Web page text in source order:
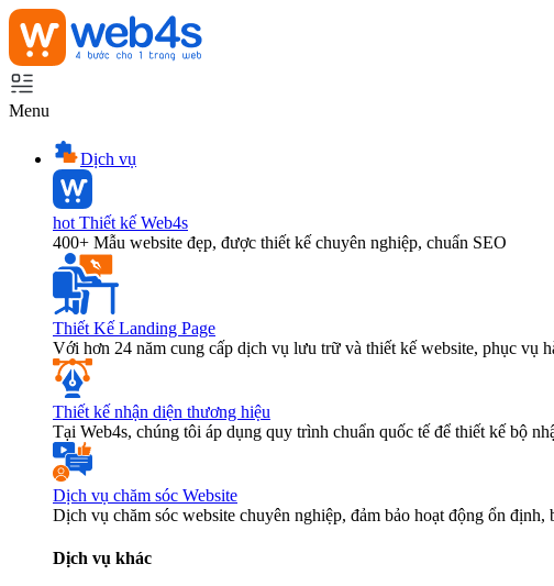
Menu
Dịch vụ
hot Thiết kế Web4s
400+ Mẫu website đẹp, được thiết kế chuyên nghiệp, chuẩn SEO
Thiết Kế Landing Page
Với hơn 24 năm cung cấp dịch vụ lưu trữ và thiết kế website, phục vụ
Thiết kế nhận diện thương hiệu
Tại Web4s, chúng tôi áp dụng quy trình chuẩn quốc tế để thiết kế bộ
Dịch vụ chăm sóc Website
Dịch vụ chăm sóc website chuyên nghiệp, đảm bảo hoạt động ổn
Dịch vụ khác